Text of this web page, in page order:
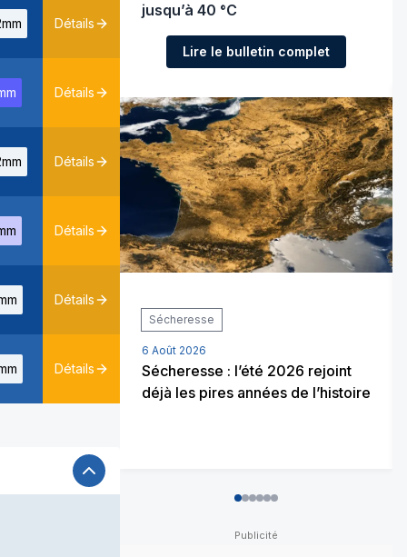
Détails
Détails
Détails
Détails
Détails
Détails
jusqu’à 40 °C
Lire le bulletin complet
Sécheresse
6 Août 2026
Sécheresse : l’été 2026 rejoint
déjà les pires années de l’histoire